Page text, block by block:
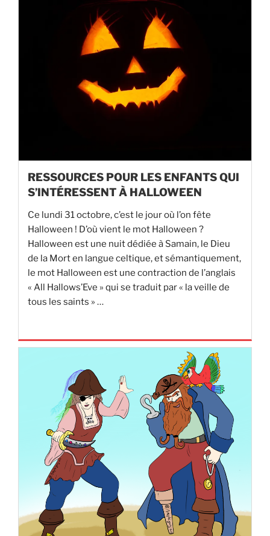
RESSOURCES POUR LES ENFANTS QUI
S’INTÉRESSENT À HALLOWEEN
Ce lundi 31 octobre, c’est le jour où l’on fête
Halloween ! D’où vient le mot Halloween ?
Halloween est une nuit dédiée à Samain, le Dieu
de la Mort en langue celtique, et sémantiquement,
le mot Halloween est une contraction de l’anglais
« All Hallows’Eve » qui se traduit par « la veille de
tous les saints » …